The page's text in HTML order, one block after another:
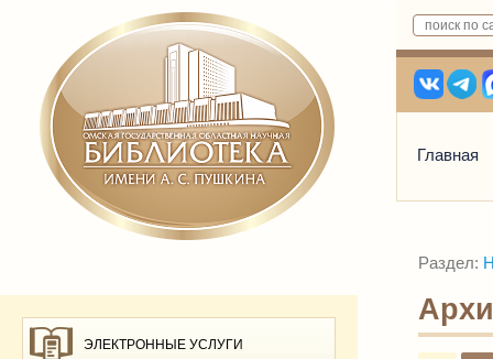
Главная
ЭЛЕКТРОННЫЕ УСЛУГИ
Раздел: